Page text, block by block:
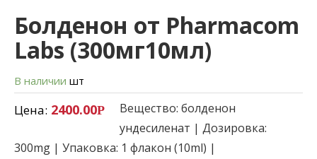
Болденон от Pharmacom
Labs (300мг10мл)
В наличии шт
Цена: 2400.00Р
Вещество: болденон
ундесиленат | Дозировка:
300mg | Упаковка: 1 флакон (10ml) |